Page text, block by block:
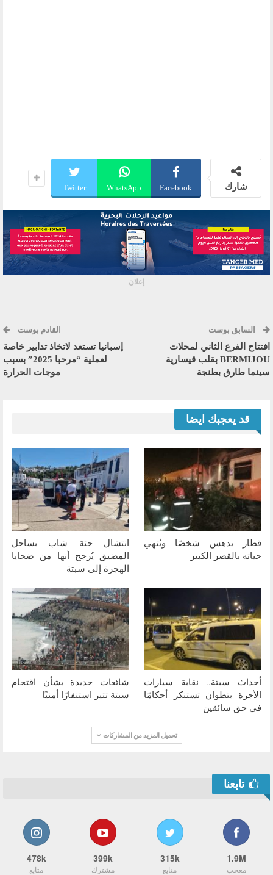
شارك Facebook
WhatsApp
Twitter
إعلان
السابق بوست
افتتاح الفرع الثاني لمحلات
BERMIJOU بقلب قيسارية
سينما طارق بطنجة
القادم بوست
إسبانيا تستعد لاتخاذ تدابير خاصة
لعملية “مرحبا 2025” بسبب
موجات الحرارة
قد يعجبك ايضا
قطار يدهس شخصًا ويُنهي
حياته بالقصر الكبير
انتشال جثة شاب بساحل
المضيق يُرجح أنها من ضحايا
الهجرة إلى سبتة
أحداث سبتة.. نقابة سيارات
الأجرة بتطوان تستنكر أحكامًا
في حق سائقين
شائعات جديدة بشأن اقتحام
سبتة تثير استنفارًا أمنيًا
تحميل المزيد من المشاركات
تابعنا
1.9M
معجب
315k
متابع
399k
مشترك
478k
متابع